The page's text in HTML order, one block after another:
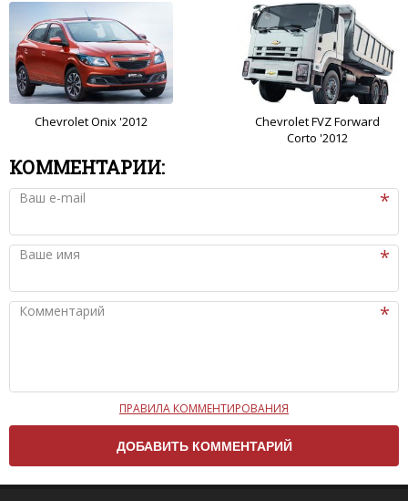
Chevrolet Onix '2012
Chevrolet FVZ Forward
Corto '2012
КОММЕНТАРИИ:
Ваш e-mail
Ваше имя
Комментарий
Чтобы ваш комментарий был опубликован на сайте,
вам нужно придерживаться следующих правил:
Комментарий не может быть слишком
ПРАВИЛА КОММЕНТИРОВАНИЯ